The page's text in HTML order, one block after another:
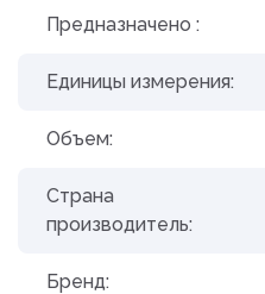
Предназначено :
Единицы измерения:
Объем:
Страна
производитель:
Бренд: